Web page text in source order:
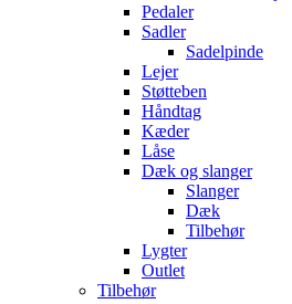
Pedaler
Sadler
Sadelpinde
Lejer
Støtteben
Håndtag
Kæder
Låse
Dæk og slanger
Slanger
Dæk
Tilbehør
Lygter
Outlet
Tilbehør